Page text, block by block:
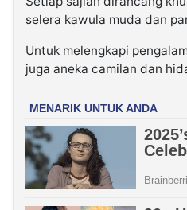
selera kawula muda dan
Untuk melengkapi
juga aneka camilan dan